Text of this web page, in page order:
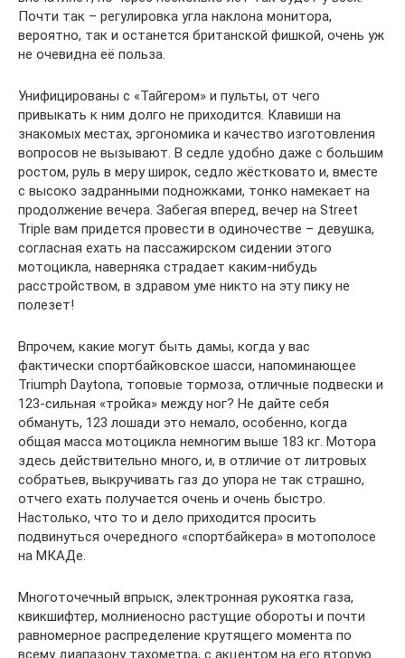
Почти так – регулировка угла наклона монитора,
вероятно, так и останется британской фишкой, очень уж
не очевидна её польза.
Унифицированы с «Тайгером» и пульты, от чего
привыкать к ним долго не приходится. Клавиши на
знакомых местах, эргономика и качество изготовления
вопросов не вызывают. В седле удобно даже с большим
ростом, руль в меру широк, седло жёстковато и, вместе
с высоко задранными подножками, тонко намекает на
продолжение вечера. Забегая вперед, вечер на Street
Triple вам придется провести в одиночестве – девушка,
согласная ехать на пассажирском сидении этого
мотоцикла, наверняка страдает каким-нибудь
расстройством, в здравом уме никто на эту пику не
полезет!
Впрочем, какие могут быть дамы, когда у вас
фактически спортбайковское шасси, напоминающее
Triumph Daytona, топовые тормоза, отличные подвески и
123-сильная «тройка» между ног? Не дайте себя
обмануть, 123 лошади это немало, особенно, когда
общая масса мотоцикла немногим выше 183 кг. Мотора
здесь действительно много, и, в отличие от литровых
собратьев, выкручивать газ до упора не так страшно,
отчего ехать получается очень и очень быстро.
Настолько, что то и дело приходится просить
подвинуться очередного «спортбайкера» в мотополосе
на МКАДе.
Многоточечный впрыск, электронная рукоятка газа,
квикшифтер, молниеносно растущие обороты и почти
равномерное распределение крутящего момента по
всему диапазону тахометра, с акцентом на его вторую